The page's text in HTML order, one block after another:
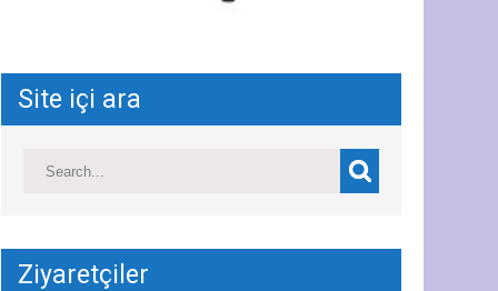
Site içi ara
Ziyaretçiler